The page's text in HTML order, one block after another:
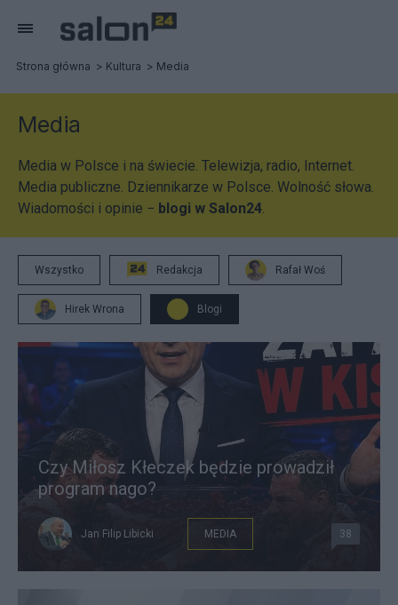
Strona główna Kultura Media
Media
Media w Polsce i na świecie. Telewizja, radio, Internet.
Media publiczne. Dziennikarze w Polsce. Wolność słowa.
Wiadomości i opinie − blogi w Salon24.
Wszystko Redakcja Rafał Woś
Hirek Wrona Blogi
Czy Miłosz Kłeczek będzie prowadził
program nago?
Jan Filip Libicki MEDIA 38